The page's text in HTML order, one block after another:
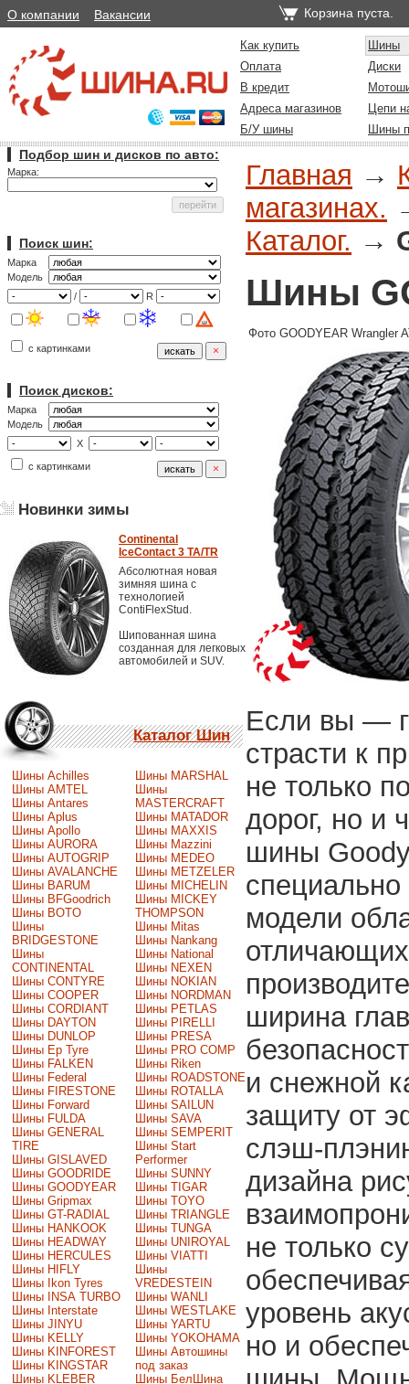
О компании Вакансии Корзина пуста.
Как купить
Шины
Оплата
Диски
В кредит
Адреса магазинов
Цепи
Б/У шины
Шины
Подбор шин и дисков по авто:
Марка:
Поиск шин:
Марка
Модель
/
R
с картинками
Поиск дисков:
Марка
Модель
X
с картинками
Новинки зимы
Continental
IceContact 3 TA/TR
Абсолютная новая
зимняя шина с
технологией
ContiFlexStud.
Шипованная шина
созданная для легковых
автомобилей и SUV.
Каталог Шин
Шины Achilles
Шины AMTEL
Шины Antares
Шины Aplus
Шины Apollo
Шины AURORA
Шины AUTOGRIP
Шины AVALANCHE
Шины BARUM
Шины BFGoodrich
Шины BOTO
Шины
BRIDGESTONE
Шины
CONTINENTAL
Шины CONTYRE
Шины COOPER
Шины CORDIANT
Шины DAYTON
Шины DUNLOP
Шины Ep Tyre
Шины FALKEN
Шины Federal
Шины FIRESTONE
Шины Forward
Шины FULDA
Шины GENERAL
TIRE
Шины GISLAVED
Шины GOODRIDE
Шины GOODYEAR
Шины Gripmax
Шины GT-RADIAL
Шины HANKOOK
Шины HEADWAY
Шины HERCULES
Шины HIFLY
Шины Ikon Tyres
Шины INSA TURBO
Шины Interstate
Шины JINYU
Шины KELLY
Шины KINFOREST
Шины KINGSTAR
Шины KLEBER
Шины MARSHAL
Шины
MASTERCRAFT
Шины MATADOR
Шины MAXXIS
Шины Mazzini
Шины MEDEO
Шины METZELER
Шины MICHELIN
Шины MICKEY
THOMPSON
Шины Mitas
Шины Nankang
Шины National
Шины NEXEN
Шины NOKIAN
Шины NORDMAN
Шины PETLAS
Шины PIRELLI
Шины PRESA
Шины PRO COMP
Шины Riken
Шины ROADSTONE
Шины ROTALLA
Шины SAILUN
Шины SAVA
Шины SEMPERIT
Шины Start
Performer
Шины SUNNY
Шины TIGAR
Шины TOYO
Шины TRIANGLE
Шины TUNGA
Шины UNIROYAL
Шины VIATTI
Шины
VREDESTEIN
Шины WANLI
Шины WESTLAKE
Шины YARTU
Шины YOKOHAMA
Шины Автошины
под заказ
Шины БелШина
Главная →
магазинах.
Каталог. →
Шины
Фото GOODYEAR Wrangler
Если вы —
страсти к
не только
дорог, но и
шины
специально
модели
отличающих
ширина
и снежной
защиту от
слэш-
дизайна
не только
уровень
но и